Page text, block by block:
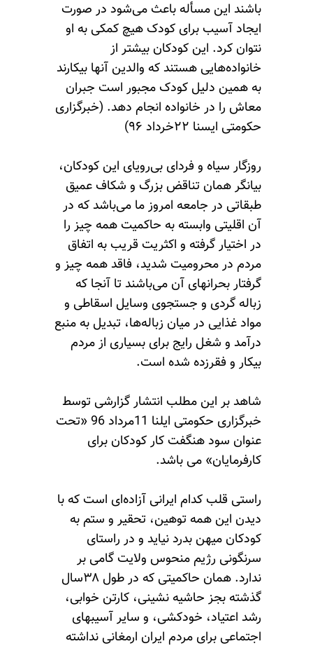
باشند این مسأله باعث می‌شود در صورت
ایجاد آسیب برای کودک هیچ کمکی به او
نتوان کرد. این کودکان بیشتر از
خانواده‌هایی هستند که والدین آنها بیکارند
به همین دلیل کودک مجبور است جبران
معاش را در خانواده انجام دهد. (خبرگزاری
حکومتی ایسنا ۲۲خرداد ۹۶)
روزگار سیاه و فردای بی‌رویای این کودکان،
بیانگر همان تناقض بزرگ و شکاف عمیق
طبقاتی در جامعه امروز ما می‌باشد که در
آن اقلیتی وابسته به حاکمیت همه چیز را
در اختیار گرفته و اکثریت قریب به اتفاق
مردم در محرومیت شدید، فاقد همه چیز و
گرفتار بحرانهای آن می‌باشند تا آنجا که
زباله گردی و جستجوی وسایل اسقاطی و
مواد غذایی در میان زباله‌ها، تبدیل به منبع
درآمد و شغل رایج برای بسیاری از مردم
بیکار و فقرزده شده است.
شاهد بر این مطلب انتشار گزارشی توسط
خبرگزاری حکومتی ایلنا 11مرداد 96 «تحت
عنوان سود هنگفت کار کودکان برای
کارفرمایان» می باشد.
راستی قلب کدام ایرانی آزاده‌ای است که با
دیدن این همه توهین، تحقیر و ستم به
کودکان میهن بدرد نیاید و در راستای
سرنگونی رژیم منحوس ولایت گامی بر
ندارد. همان حاکمیتی که در طول ۳۸سال
گذشته بجز حاشیه نشینی، کارتن خوابی،
رشد اعتیاد، خودکشی، و سایر آسیبهای
اجتماعی برای مردم ایران ارمغانی نداشته